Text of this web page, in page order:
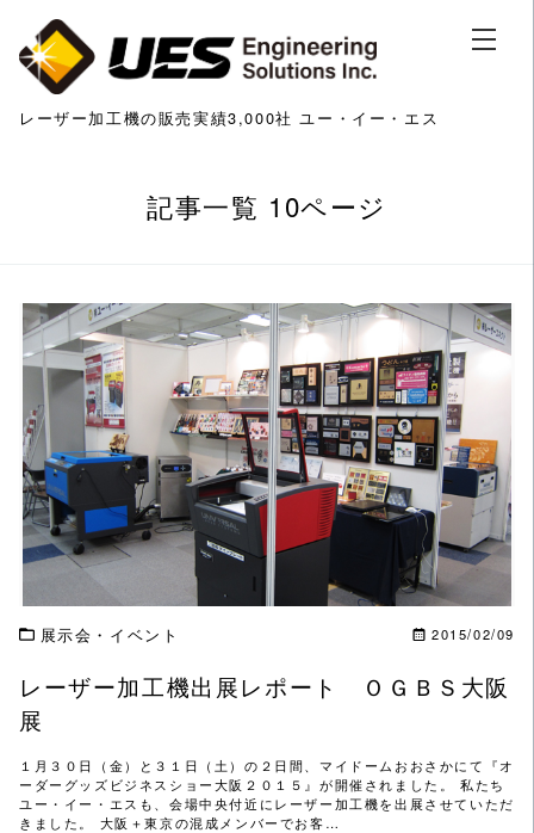
レーザー加工機の販売実績3,000社 ユー・イー・エス
記事一覧 10ページ
この記事を読む
展示会・イベント 2015/02/09
レーザー加工機出展レポート ＯＧＢＳ大阪
展
１月３０日（金）と３１日（土）の２日間、マイドームおおさかにて『オ
ーダーグッズビジネスショー大阪２０１５』が開催されました。 私たち
ユー・イー・エスも、会場中央付近にレーザー加工機を出展させていただ
きました。 大阪＋東京の混成メンバーでお客…